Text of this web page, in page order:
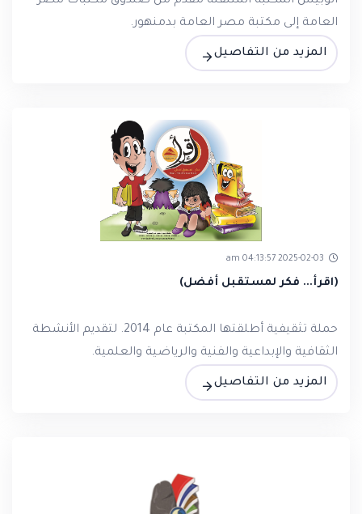
العامة إلى مكتبة مصر العامة بدمنهور.
المزيد من التفاصيل
2025-02-03 04:13:57 am
(اقرأ... فكر لمستقبل أفضل)
حملة تثقيفية أطلقتها المكتبة عام 2014. لتقديم الأنشطة
الثقافية والإبداعية والفنية والرياضية والعلمية.
المزيد من التفاصيل